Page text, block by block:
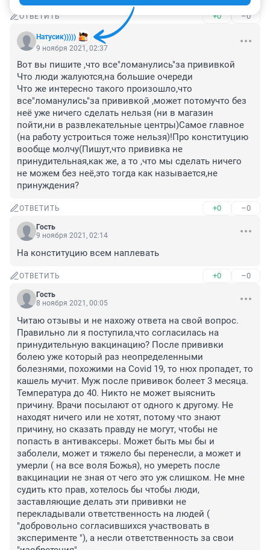
ОТВЕТИТЬ +0 –0
Натусик)))))
9 ноября 2021, 02:37
Вот вы пишите ,что все"ломанулись"за прививкой
Что люди жалуются,на большие очереди
Что же интересно такого произошло,что
все"ломанулись"за прививкой ,может потомучто без
неё уже ничего сделать нельзя (ни в магазин
пойти,ни в развлекательные центры)Самое главное
(на работу устроиться тоже нельзя)!Про конституцию
вообще молчу(Пишут,что прививка не
принудительная,как же, а то ,что мы сделать ничего
не можем без неё,это тогда как называется,не
принуждения?
ОТВЕТИТЬ +0 –0
Гость
9 ноября 2021, 02:14
На конституцию всем наплевать
ОТВЕТИТЬ +0 –0
Гость
8 ноября 2021, 00:05
Читаю отзывы и не нахожу ответа на свой вопрос.
Правильно ли я поступила,что согласилась на
принудительную вакцинацию? После прививки
болею уже который раз неопределенными
болезнями, похожими на Covid 19, то нюх пропадет, то
кашель мучит. Муж после прививок болеет 3 месяца.
Температура до 40. Никто не может выяснить
причину. Врачи посылают от одного к другому. Не
находят ничего или не хотят, потому что знают
причину, но сказать правду не могут, чтобы не
попасть в антиваксеры. Может быть мы бы и
заболели, может и тяжело бы перенесли, а может и
умерли ( на все воля Божья), но умереть после
вакцинации не зная от чего это уж слишком. Не мне
судить кто прав, хотелось бы чтобы люди,
заставляющие делать эти прививки не
перекладывали ответственность на людей (
"добровольно согласившихся участвовать в
эксперименте "), а несли ответственность за свои